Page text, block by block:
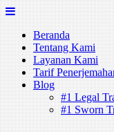
Skip
to
contentBeranda
Tentang Kami
Layanan Kami
Tarif
Blog
#1 Legal
#1 Sworn